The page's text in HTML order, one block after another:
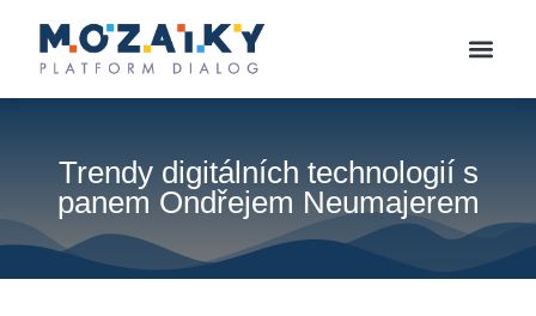
Trendy digitálních technologií s
panem Ondřejem Neumajerem